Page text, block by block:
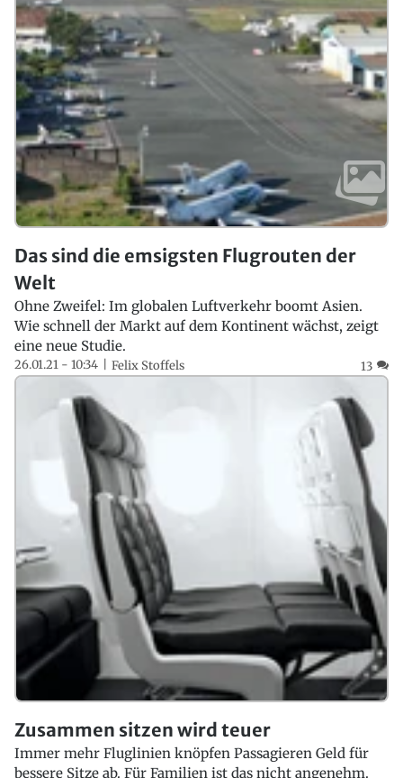
Das sind die emsigsten Flugrouten der
Welt
Ohne Zweifel: Im globalen Luftverkehr boomt Asien.
Wie schnell der Markt auf dem Kontinent wächst, zeigt
eine neue Studie.
26.01.21 - 10:34 Felix Stoffels 13
Zusammen sitzen wird teuer
Immer mehr Fluglinien knöpfen Passagieren Geld für
bessere Sitze ab. Für Familien ist das nicht angenehm.